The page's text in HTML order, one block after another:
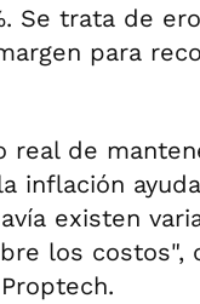
Se trata de
para
real de
inflación
existen
los costos",